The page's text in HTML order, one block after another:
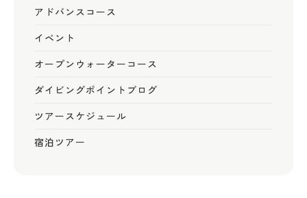
アドバンスコース
イベント
オープンウォーターコース
ダイビングポイントブログ
ツアースケジュール
宿泊ツアー